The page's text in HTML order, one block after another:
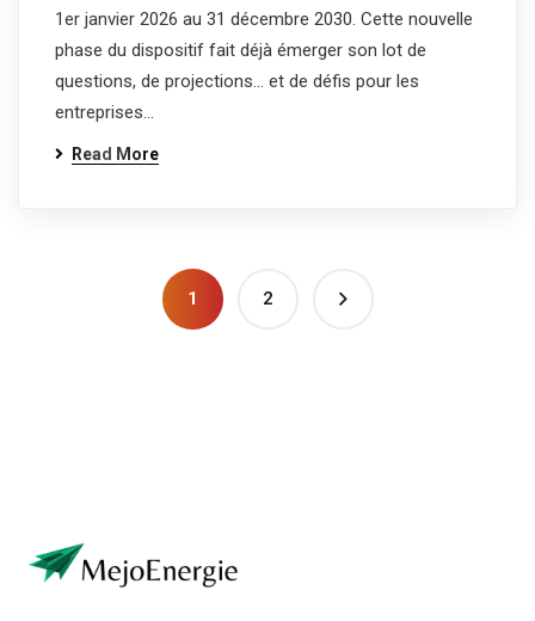
1er janvier 2026 au 31 décembre 2030. Cette nouvelle
phase du dispositif fait déjà émerger son lot de
questions, de projections… et de défis pour les
entreprises…
Read More
1 2